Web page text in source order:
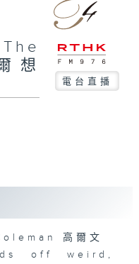
想
電台直播
高爾文
off weird,